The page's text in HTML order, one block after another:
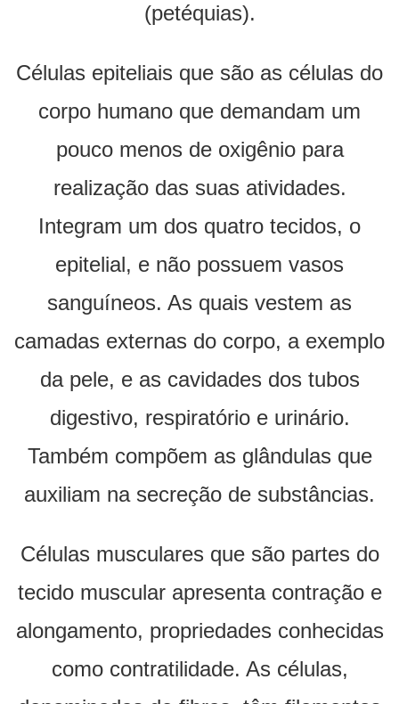
(petéquias).
Células epiteliais que são as células do
corpo humano que demandam um
pouco menos de oxigênio para
realização das suas atividades.
Integram um dos quatro tecidos, o
epitelial, e não possuem vasos
sanguíneos. As quais vestem as
camadas externas do corpo, a exemplo
da pele, e as cavidades dos tubos
digestivo, respiratório e urinário.
Também compõem as glândulas que
auxiliam na secreção de substâncias.
Células musculares que são partes do
tecido muscular apresenta contração e
alongamento, propriedades conhecidas
como contratilidade. As células,